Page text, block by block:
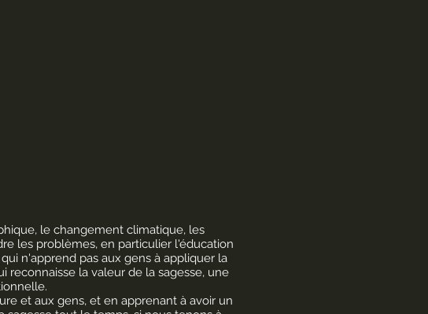
le changement climatique, les
les problèmes, en particulier l'éducation
n'apprend pas aux gens à appliquer la
reconnaisse la valeur de la sagesse, une
et aux gens, et en apprenant à avoir un